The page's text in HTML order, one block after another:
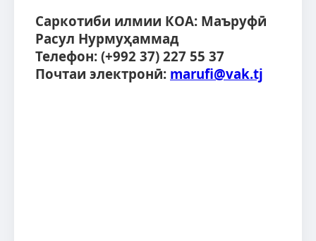
Саркотиби илмии КОА: Маъруфӣ
Расул Нурмуҳаммад
Телефон: (+992 37) 227 55 37
Почтаи электронӣ: marufi@vak.tj